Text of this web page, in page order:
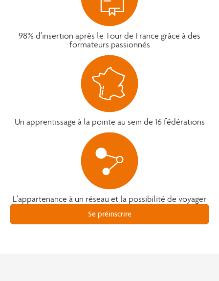
98% d’insertion après le Tour de France grâce à des
formateurs passionnés
Un apprentissage à la pointe au sein de 16 fédérations
L’appartenance à un réseau et la possibilité de voyager
Se préinscrire